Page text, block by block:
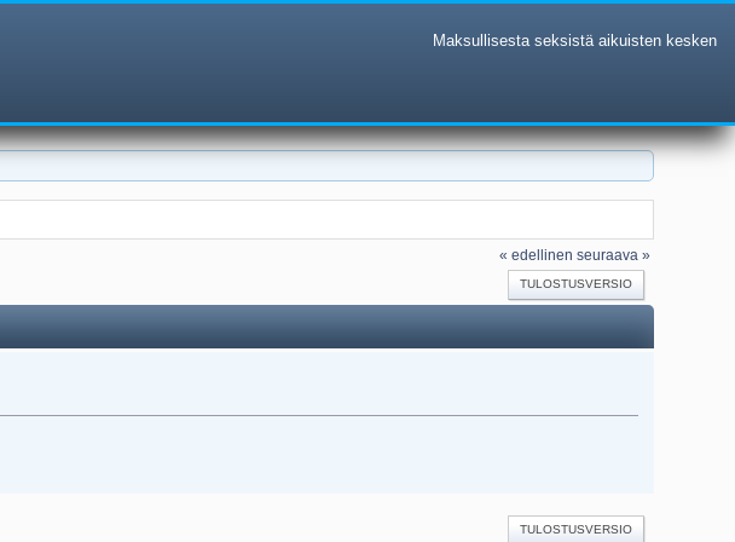
Maksullisesta seksistä aikuisten kesken
« edellinen seuraava »
TULOSTUSVERSIO
TULOSTUSVERSIO